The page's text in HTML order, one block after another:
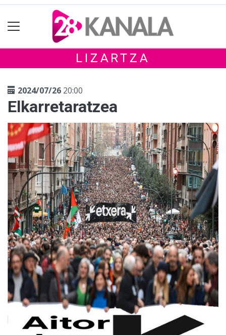
LIZARTZA
2024/07/26 20:00
Elkarretaratzea